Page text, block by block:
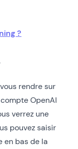
?
rendre sur
OpenAI
verrez une
pouvez saisir
en bas de la